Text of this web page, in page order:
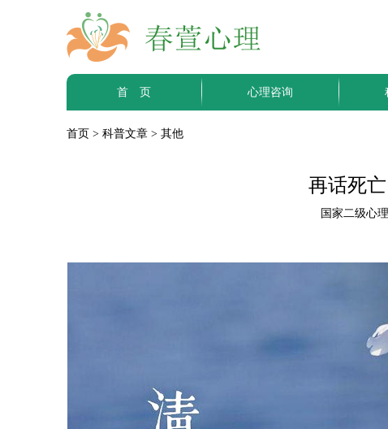
首 页 心理咨询
首页 > 科普文章 > 其他
再话死
国家二级心